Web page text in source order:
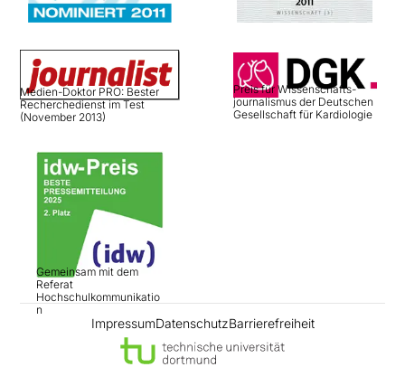
Medien-Doktor PRO: Bester
Recherchedienst im Test
(November 2013)
Preis für Wissenschafts­
journalismus der Deutschen
Gesellschaft für Kardiologie
Gemeinsam mit dem
Referat
Hochschulkommunikatio
n
ImpressumDatenschutzBarrierefreiheit